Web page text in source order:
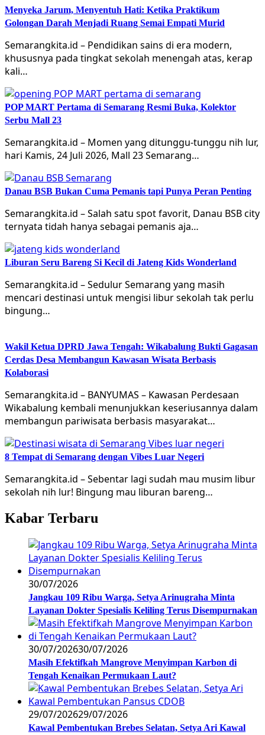
Menyeka Jarum, Menyentuh Hati: Ketika Praktikum
Golongan Darah Menjadi Ruang Semai Empati Murid
Semarangkita.id – Pendidikan sains di era modern,
khususnya pada tingkat sekolah menengah atas, kerap
kali…
POP MART Pertama di Semarang Resmi Buka, Kolektor
Serbu Mall 23
Semarangkita.id – Momen yang ditunggu-tunggu nih lur,
hari Kamis, 24 Juli 2026, Mall 23 Semarang…
Danau BSB Bukan Cuma Pemanis tapi Punya Peran Penting
Semarangkita.id – Salah satu spot favorit, Danau BSB city
ternyata tidah hanya sebagai pemanis aja…
Liburan Seru Bareng Si Kecil di Jateng Kids Wonderland
Semarangkita.id – Sedulur Semarang yang masih
mencari destinasi untuk mengisi libur sekolah tak perlu
bingung…
Wakil Ketua DPRD Jawa Tengah: Wikabalung Bukti Gagasan
Cerdas Desa Membangun Kawasan Wisata Berbasis
Kolaborasi
Semarangkita.id – BANYUMAS – Kawasan Perdesaan
Wikabalung kembali menunjukkan keseriusannya dalam
membangun pariwisata berbasis masyarakat…
8 Tempat di Semarang dengan Vibes Luar Negeri
Semarangkita.id – Sebentar lagi sudah mau musim libur
sekolah nih lur! Bingung mau liburan bareng…
Kabar Terbaru
30/07/2026
Jangkau 109 Ribu Warga, Setya Arinugraha Minta
Layanan Dokter Spesialis Keliling Terus Disempurnakan
30/07/202630/07/2026
Masih Efektifkah Mangrove Menyimpan Karbon di
Tengah Kenaikan Permukaan Laut?
29/07/202629/07/2026
Kawal Pembentukan Brebes Selatan, Setya Ari Kawal